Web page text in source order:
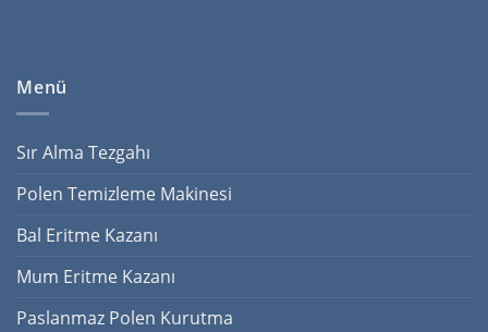
Menü
Sır Alma Tezgahı
Polen Temizleme Makinesi
Bal Eritme Kazanı
Mum Eritme Kazanı
Paslanmaz Polen Kurutma